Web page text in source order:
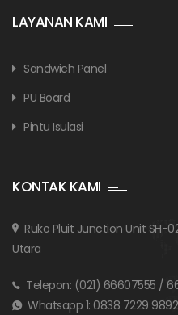
LAYANAN KAMI
Sandwich Panel
PU Board
Pintu Isulasi
KONTAK KAMI
Ruko Pluit Junction Unit SH-
Utara
Telepon: (021) 66607555 /
Whatsapp 1: 0838 7229 9892